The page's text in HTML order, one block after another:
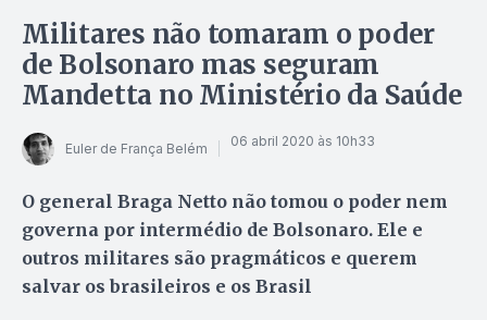
Militares não tomaram o poder
de Bolsonaro mas seguram
Mandetta no Ministério da Saúde
Euler de França Belém 06 abril 2020 às 10h33
O general Braga Netto não tomou o poder nem
governa por intermédio de Bolsonaro. Ele e
outros militares são pragmáticos e querem
salvar os brasileiros e os Brasil